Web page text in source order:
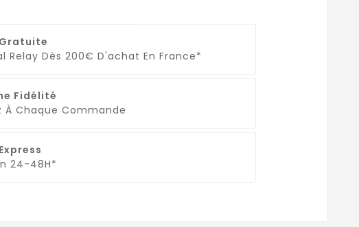
Relay Dès 200€ D'achat En France*
Fidélité
À Chaque Commande
24-48H*